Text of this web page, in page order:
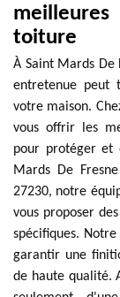
toiture
À Saint Mards De
entretenue peut
votre maison.
vous offrir les
pour protéger et
Mards De
27230, notre
vous proposer
spécifiques.
garantir une
de haute qualité.